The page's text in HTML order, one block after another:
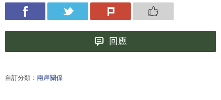
回應
自訂分類： 兩岸關係